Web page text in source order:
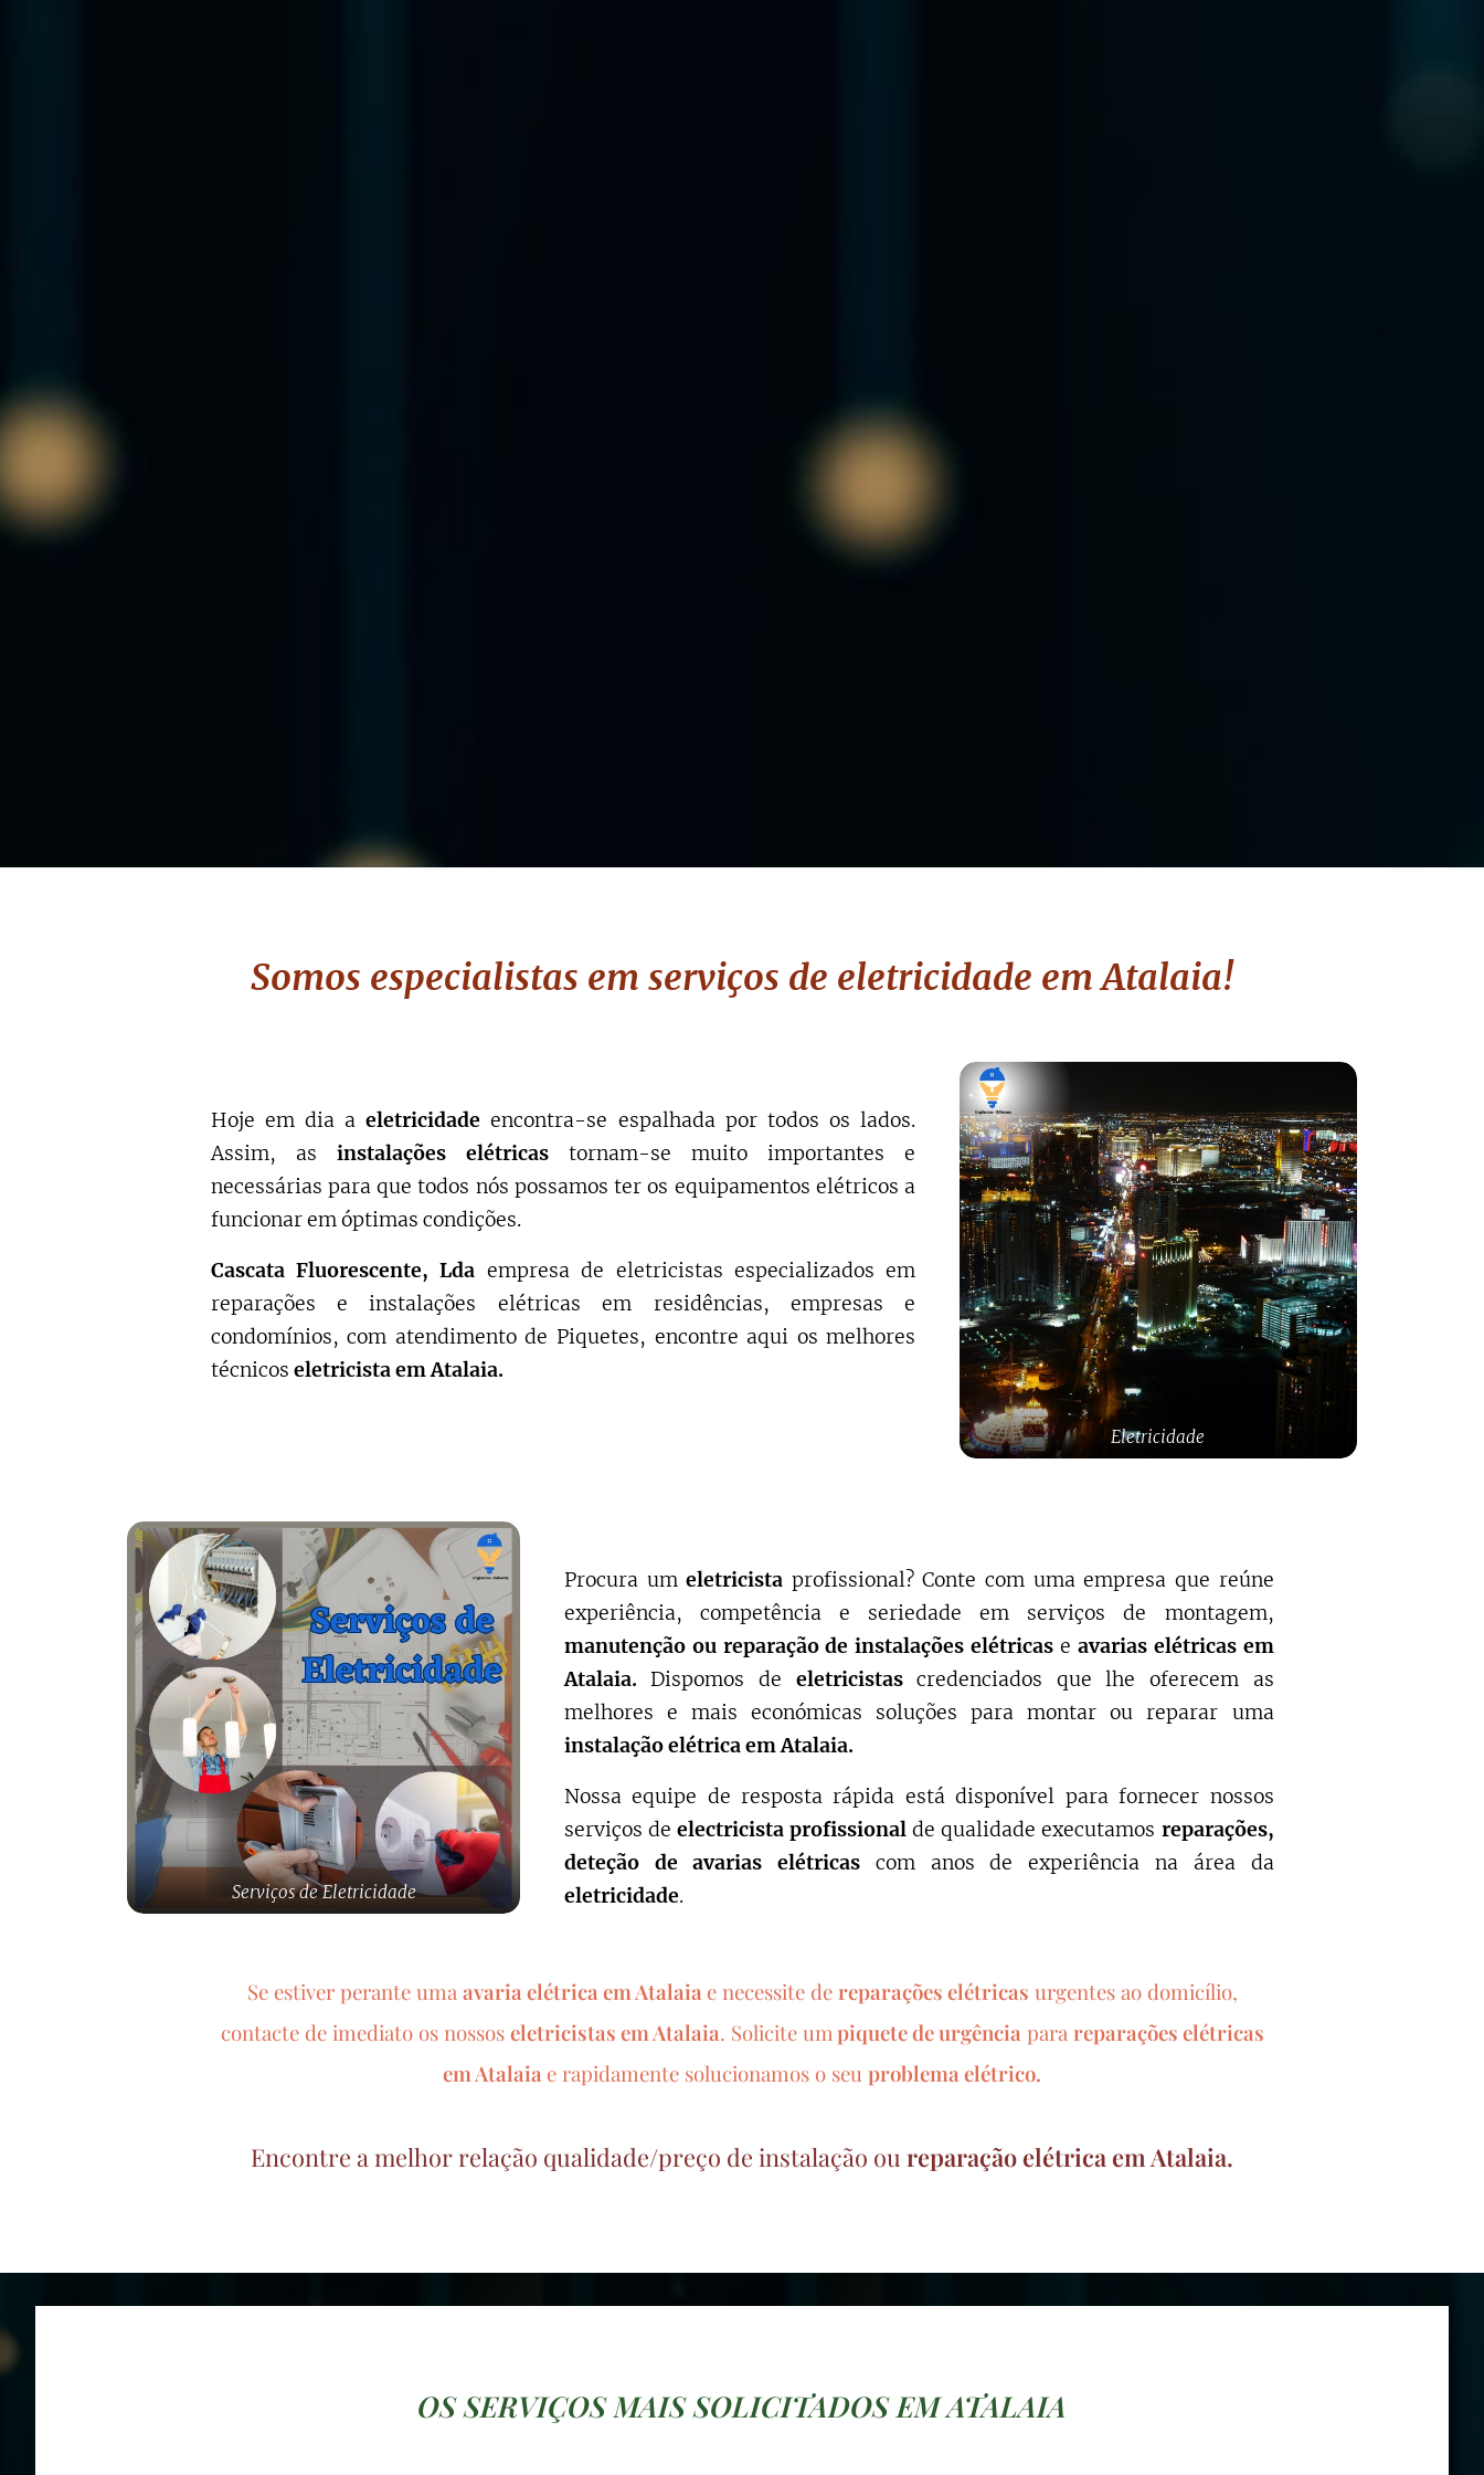
Somos especialistas em serviços de eletricidade em Atalaia!
Eletricidade
Hoje em dia aeletricidadeencontra-se espalhada por todos os lados.
Assim, as instalações elétricastornam-se muito importantes e
necessárias para que todos nós possamos ter os equipamentos elétricos a
funcionar em óptimas condições.
Cascata Fluorescente, Lda empresa de eletricistas especializados em
reparações e instalações elétricas em residências, empresas e
condomínios, com atendimento de Piquetes, encontre aqui os melhores
técnicos eletricista em Atalaia.
Serviços de Eletricidade
Procura umeletricista profissional? Conte com uma empresa que reúne
experiência, competência e seriedade em serviços de montagem,
manutenção ou reparação de instalações elétricas e avarias elétricas em
Atalaia. Dispomos de eletricistascredenciados que lhe oferecem as
melhores e mais económicas soluções para montar ou reparar uma
instalação elétrica emAtalaia.
Nossa equipe de resposta rápida está disponível para fornecer nossos
serviços deelectricista profissional de qualidade executamos reparações,
deteção de avarias elétricas com anos de experiência na área da
eletricidade.
Se estiver perante uma avaria elétrica emAtalaia e necessite de reparações elétricas urgentes ao domicílio,
contacte de imediato os nossos eletricistas emAtalaia. Solicite umpiquete de urgênciapara reparações elétricas
emAtalaia e rapidamente solucionamos o seu problema elétrico.
Encontre a melhor relação qualidade/preço de instalação ou reparação elétrica em Atalaia.
OS SERVIÇOS MAIS SOLICITADOS EM ATALAIA